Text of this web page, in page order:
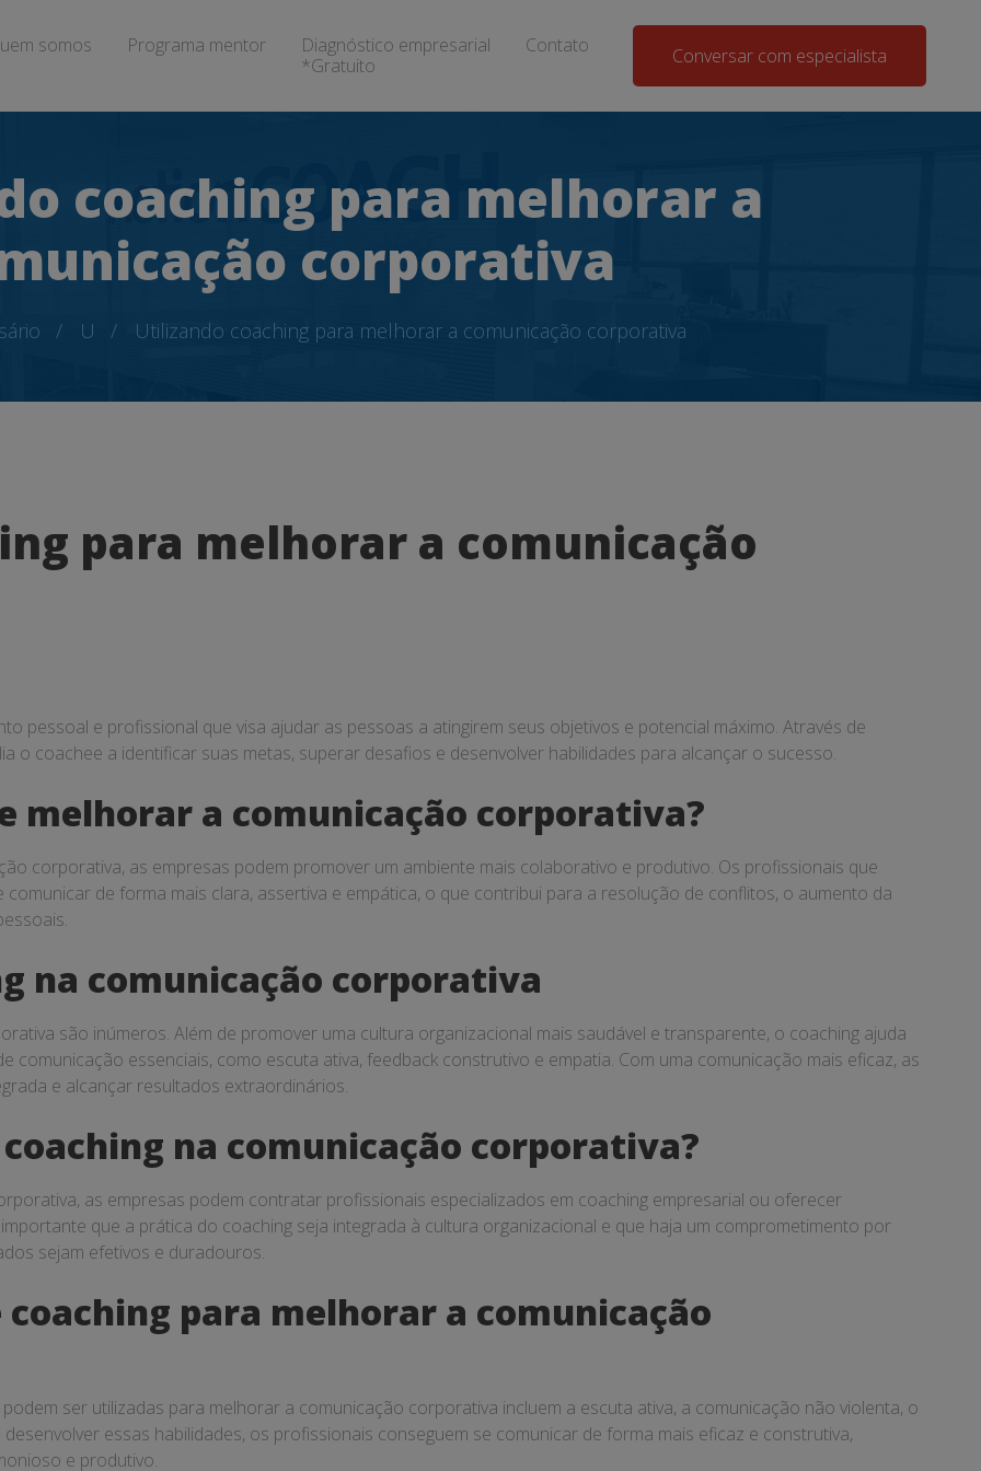
somos Programa mentor
Diagnóstico empresarial
*Gratuito
Contato Conversar com especialista
coaching para melhorar a
corporativa
U Utilizando coaching para melhorar a comunicação corporativa
para melhorar a comunicação
pessoal e profissional que visa ajudar as pessoas a atingirem seus objetivos e potencial máximo. Através de
o coachee a identificar suas metas, superar desafios e desenvolver habilidades para alcançar o sucesso.
melhorar a comunicação corporativa?
corporativa, as empresas podem promover um ambiente mais colaborativo e produtivo. Os profissionais que
de forma mais clara, assertiva e empática, o que contribui para a resolução de conflitos, o aumento da
na comunicação corporativa
são inúmeros. Além de promover uma cultura organizacional mais saudável e transparente, o coaching ajuda
comunicação essenciais, como escuta ativa, feedback construtivo e empatia. Com uma comunicação mais eficaz, as
e alcançar resultados extraordinários.
na comunicação corporativa?
as empresas podem contratar profissionais especializados em coaching empresarial ou oferecer
que a prática do coaching seja integrada à cultura organizacional e que haja um comprometimento por
sejam efetivos e duradouros.
para melhorar a comunicação
ser utilizadas para melhorar a comunicação corporativa incluem a escuta ativa, a comunicação não violenta, o
essas habilidades, os profissionais conseguem se comunicar de forma mais eficaz e construtiva,
e produtivo.